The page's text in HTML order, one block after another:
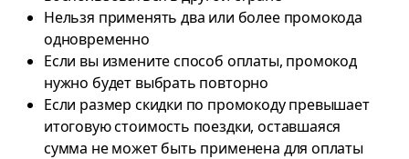
Нельзя применять два или более промокода
одновременно
Если вы измените способ оплаты, промокод
нужно будет выбрать повторно
Если размер скидки по промокоду превышает
итоговую стоимость поездки, оставшаяся
сумма не может быть применена для оплаты